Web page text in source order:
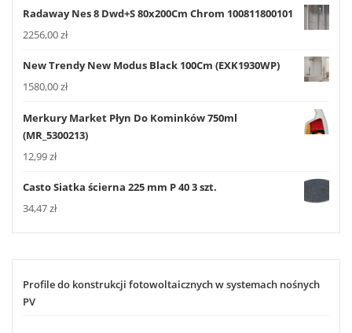
Radaway Nes 8 Dwd+S 80x200Cm Chrom 100811800101
2256,00zł
New Trendy New Modus Black 100Cm (EXK1930WP)
1580,00zł
Merkury Market Płyn Do Kominków 750ml
(MR_5300213)
12,99zł
Casto Siatka ścierna 225 mm P 40 3 szt.
34,47zł
Profile do konstrukcji fotowoltaicznych w systemach nośnych
PV